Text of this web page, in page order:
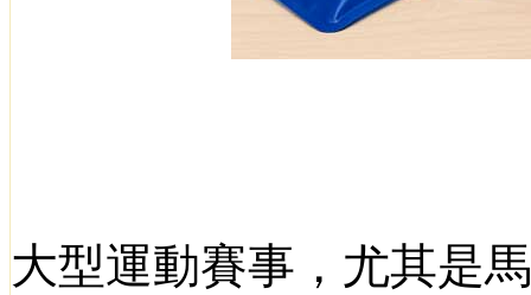
大型運動賽事，尤其是